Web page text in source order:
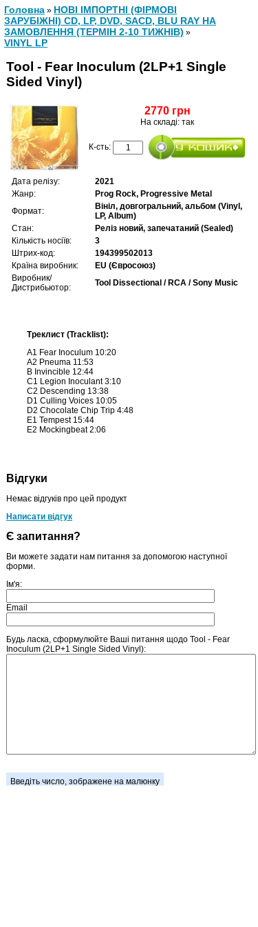
Головна » НОВІ ІМПОРТНІ (ФІРМОВІ
ЗАРУБІЖНІ) CD, LP, DVD, SACD, BLU RAY НА
ЗАМОВЛЕННЯ (ТЕРМІН 2-10 ТИЖНІВ) »
VINYL LP
Tool - Fear Inoculum (2LP+1 Single
Sided Vinyl)
2770 грн
На складі: так
К-сть:
Дата релізу:
2021
Жанр:
Prog Rock, Progressive Metal
Формат:
Вініл, довгогральний, альбом (Vinyl,
LP, Album)
Стан:
Реліз новий, запечатаний (Sealed)
Кількість носіїв:
3
Штрих-код:
194399502013
Країна виробник:
EU (Євросоюз)
Виробник/
Дистрибьютор:
Tool Dissectional / RCA / Sony Music
Треклист (Tracklist):
A1 Fear Inoculum 10:20
A2 Pneuma 11:53
B Invincible 12:44
C1 Legion Inoculant 3:10
C2 Descending 13:38
D1 Culling Voices 10:05
D2 Chocolate Chip Trip 4:48
E1 Tempest 15:44
E2 Mockingbeat 2:06
Відгуки
Немає відгуків про цей продукт
Написати відгук
Є запитання?
Ви можете задати нам питання за допомогою наступної
форми.
Ім'я:
Email
Будь ласка, сформулюйте Ваші питання щодо Tool - Fear
Inoculum (2LP+1 Single Sided Vinyl):
Введіть число, зображене на малюнку